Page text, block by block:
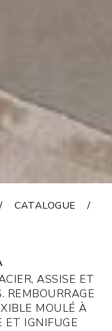
CATALOGUE
ASSISE ET
REMBOURRAGE
MOULÉ À
ET IGNIFUGE